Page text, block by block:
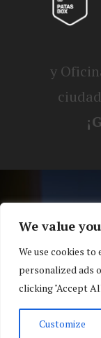
We value
We use cookies to
personalized ads
clicking "Accept
Customize
y
® Blog
Koko |